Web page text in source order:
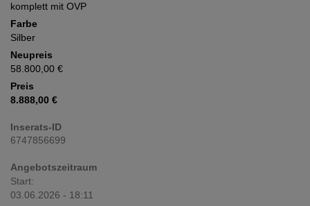
komplett mit OVP
Farbe
Silber
Neupreis
58.800,00 €
Preis
8.888,00 €
Inserats-ID
6747856699
Angebotszeitraum
Start:
03.06.2026 - 18:11